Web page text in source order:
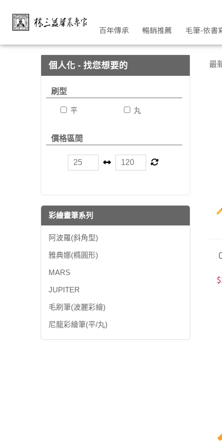
百年傳承 暢銷推薦 毛筆-依書
個人化 - 找您想要的
刷型
平 丸
價格區間
彩繪畫筆系列
阿波羅(斜角型)
雅典娜(橢圓形)
MARS
JUPITER
毛刷筆(波麗彩繪)
尼龍彩繪筆(平/丸)
最